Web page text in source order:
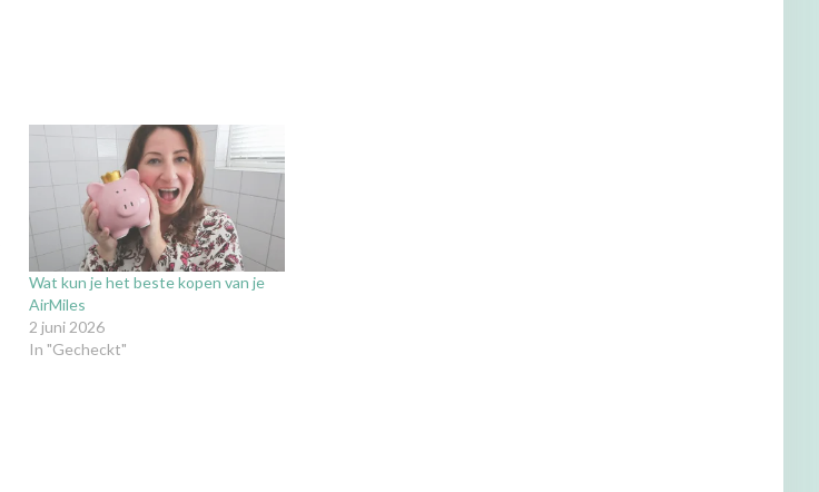
Wat kun je het beste kopen van je
AirMiles
2 juni 2026
In "Gecheckt"